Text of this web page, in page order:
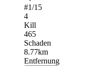
#1/15
4
Kill
465
Schaden
8.77km
Entfernung